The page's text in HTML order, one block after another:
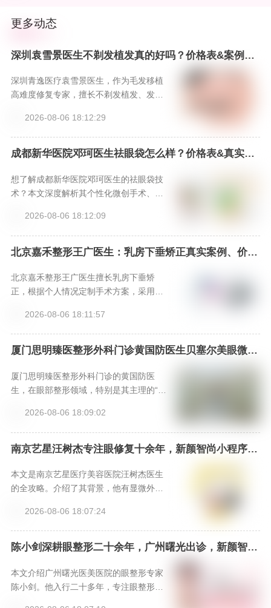
更多动态
深圳袁雪景医生不剃发植发真的好吗？价格表&案例分
享，新颜智尚小程序一键预约！-新颜智尚小程序一键
预约！
深圳青逸医疗袁雪景医生，作为毛发移植
高难度修复专家，擅长不剃发植发、发际
计，为求美者提供无需尴尬期的自然植发
解决方案。
2026-08-06 18:12:29
成都新华医院邓珂医生祛眼袋怎么样？价格表&真实案
想了解成都新华医院邓珂医生的祛眼袋技
术？本文深度解析其个性化微创手术、脂
考与真实口碑，并分享通过新颜智尚小程
序（热线4006661012或微信xinyanzs66
6）的高效预约方式，助你安心开启眼部年
2026-08-06 18:12:09
北京嘉禾整形王广医生：乳房下垂矫正真实案例、价格
速！-新颜智尚小程序一键预约！
北京嘉禾整形王广医生擅长乳房下垂矫
正，根据个人情况定制手术方案，采用微
拉与丰满。医院提供专业术后护理，确保
效果自然、恢复顺利。想预约面诊，请通
过新颜智尚小程序加急热线咨询。
2026-08-06 18:11:57
厦门思明臻医整形外科门诊黄国防医生贝塞尔美眼微创
厦门思明臻医整形外科门诊的黄国防医
生，在眼部整形领域，特别是其主理的“贝
合个性化美学设计与微创生理优势，形成
了独特竞争力。其口碑源于扎实的专业背
景、精细化的手术案例以及追求自然和谐
较快眼整形效果的求美者而言，是一个值
得深入考察的专业选择。
2026-08-06 18:09:02
南京艺星汪树杰专注眼修复十余年，新颜智尚小程序一
本文是南京艺星医疗美容医院汪树杰医生
的全攻略。介绍了其背景，他有显微外科
术特色，如器械、缝合等优势；给出价格
参考，性价比高且有福利；提供三种预约
方式。汪医生技术和经验出色，适合做复
预约。
2026-08-06 18:07:24
陈小剑深耕眼整形二十余年，广州曙光出诊，新颜智尚
本文介绍广州曙光医美医院的眼整形专家
陈小剑。他入行二十多年，专注眼整形领